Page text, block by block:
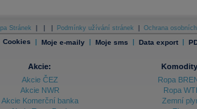
Stránek Podmínky užívání stránek Ochrana
Cookies | Moje e-maily | Moje sms | Data export |
Akcie:
Akcie ČEZ
Akcie NWR
Akcie Komerční banka
Ropa
Ropa WTI
Zemní